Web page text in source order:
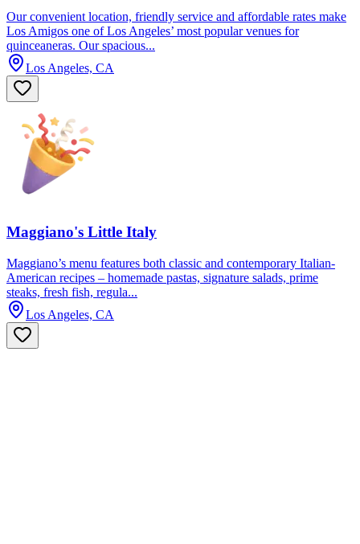
Our convenient location, friendly service and affordable rates make
Los Amigos one of Los Angeles’ most popular venues for
quinceaneras. Our spacious...
Los Angeles, CA
Maggiano's Little Italy
Maggiano’s menu features both classic and contemporary Italian-
American recipes – homemade pastas, signature salads, prime
steaks, fresh fish, regula...
Los Angeles, CA